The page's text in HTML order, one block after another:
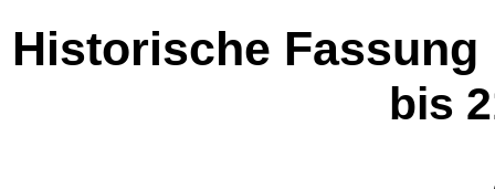
Historische Fassung
bis